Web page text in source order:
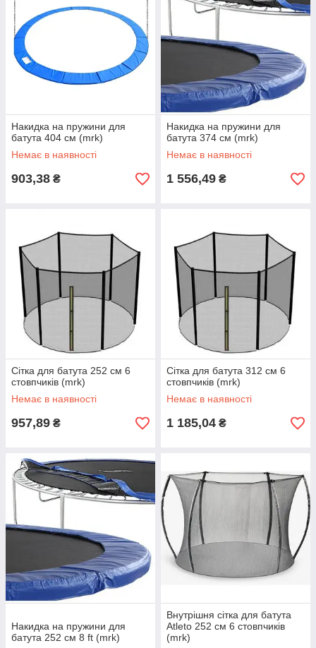
Накидка на пружини для
батута 404 см (mrk)
Немає в наявності
903,38 ₴
Накидка на пружини для
батута 374 см (mrk)
Немає в наявності
1 556,49 ₴
Сітка для батута 252 см 6
стовпчиків (mrk)
Немає в наявності
957,89 ₴
Сітка для батута 312 см 6
стовпчиків (mrk)
Немає в наявності
1 185,04 ₴
Накидка на пружини для
батута 252 см 8 ft (mrk)
Внутрішня сітка для батута
Atleto 252 см 6 стовпчиків
(mrk)